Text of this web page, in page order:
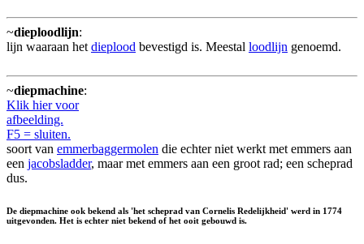
~dieploodlijn:
lijn waaraan het dieplood bevestigd is. Meestal loodlijn genoemd.
~diepmachine:
Klik hier voor
afbeelding.
F5 = sluiten.
soort van emmerbaggermolen die echter niet werkt met emmers aan
een jacobsladder, maar met emmers aan een groot rad; een scheprad
dus.
De diepmachine ook bekend als 'het scheprad van Cornelis Redelijkheid' werd in 1774
uitgevonden. Het is echter niet bekend of het ooit gebouwd is.